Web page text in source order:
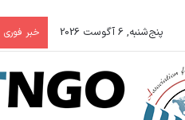
پنج‌شنبه, 6 آگوست 2026 خبر فوری